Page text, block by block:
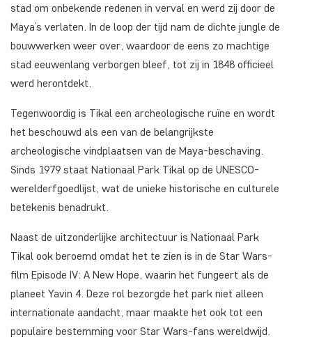
stad om onbekende redenen in verval en werd zij door de
Maya’s verlaten. In de loop der tijd nam de dichte jungle de
bouwwerken weer over, waardoor de eens zo machtige
stad eeuwenlang verborgen bleef, tot zij in 1848 officieel
werd herontdekt.
Tegenwoordig is Tikal een archeologische ruïne en wordt
het beschouwd als een van de belangrijkste
archeologische vindplaatsen van de Maya-beschaving.
Sinds 1979 staat Nationaal Park Tikal op de UNESCO-
werelderfgoedlijst, wat de unieke historische en culturele
betekenis benadrukt.
Naast de uitzonderlijke architectuur is Nationaal Park
Tikal ook beroemd omdat het te zien is in de Star Wars-
film Episode IV: A New Hope, waarin het fungeert als de
planeet Yavin 4. Deze rol bezorgde het park niet alleen
internationale aandacht, maar maakte het ook tot een
populaire bestemming voor Star Wars-fans wereldwijd.